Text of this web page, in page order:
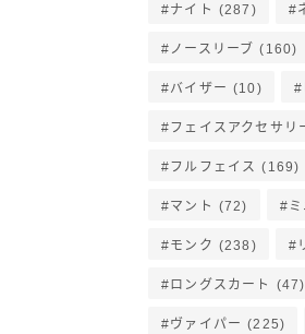
ナイト (287)
ノースリーブ (160)
バイザー (10)
フェイスアクセサリ
フルフェイス (169)
マント (72)
モンク (238)
ロングスカート (47)
ヴァイパー (225)